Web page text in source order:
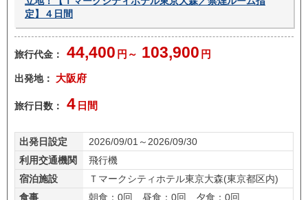
定】４日間
旅行代金： 44,400 円～ 103,900 円
出発地： 大阪府
旅行日数： 4 日間
出発日設定
2026/09/01～2026/09/30
利用交通機関
飛行機
宿泊施設
Ｔマークシティホテル東京大森(東京都区内)
食事
朝食：0回 昼食：0回 夕食：0回